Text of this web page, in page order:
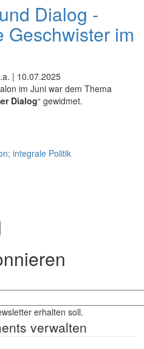
Dialog -
Geschwister im
| 10.07.2025
im Juni war dem Thema
Dialog“ gewidmet.
integrale Politik
erhalten soll.
verwalten